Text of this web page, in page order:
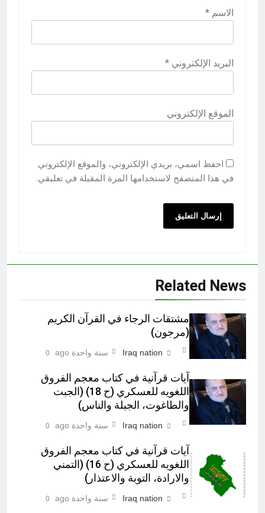
الاسم *
البريد الإلكتروني *
الموقع الإلكتروني
احفظ اسمي، بريدي الإلكتروني، والموقع الإلكتروني
في هذا المتصفح لاستخدامها المرة المقبلة في تعليقي.
Related News
مشتقات الرجاء في القرآن الكريم
(مرجون)‎
Iraq nation سنة واحدة ago 0
آيات قرآنية في کتاب معجم الفروق
اللغويه للعسكري (ح 18) (الجبت
والطاغوت، الجبلة والناس)‎
Iraq nation سنة واحدة ago 0
آيات قرآنية في کتاب معجم الفروق
اللغويه للعسكري (ح 16) (التمني
والارادة، التوبة والاعتذار)‎
Iraq nation سنة واحدة ago 0